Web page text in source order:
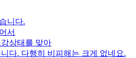
니다.
서
상태를 맞아
다. 다행히 비피해는 크게 없네요.